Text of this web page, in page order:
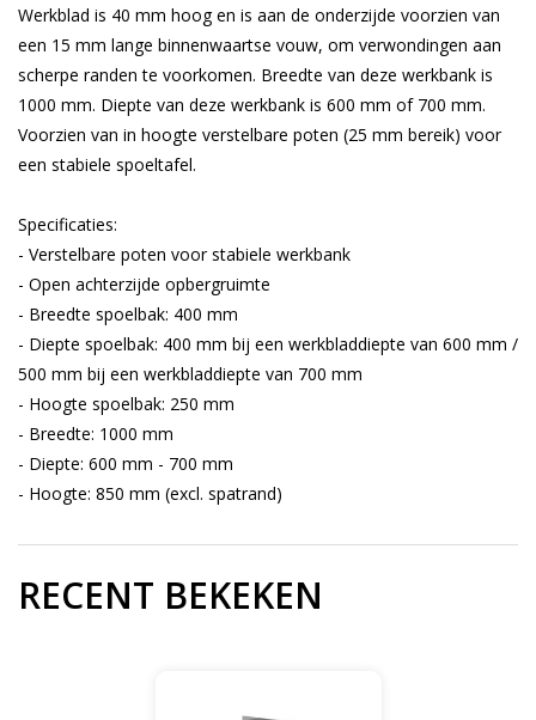
Werkblad is 40 mm hoog en is aan de onderzijde voorzien van
een 15 mm lange binnenwaartse vouw, om verwondingen aan
scherpe randen te voorkomen. Breedte van deze werkbank is
1000 mm. Diepte van deze werkbank is 600 mm of 700 mm.
Voorzien van in hoogte verstelbare poten (25 mm bereik) voor
een stabiele spoeltafel.
Specificaties:
- Verstelbare poten voor stabiele werkbank
- Open achterzijde opbergruimte
- Breedte spoelbak: 400 mm
- Diepte spoelbak: 400 mm bij een werkbladdiepte van 600 mm /
500 mm bij een werkbladdiepte van 700 mm
- Hoogte spoelbak: 250 mm
- Breedte: 1000 mm
- Diepte: 600 mm - 700 mm
- Hoogte: 850 mm (excl. spatrand)
RECENT BEKEKEN